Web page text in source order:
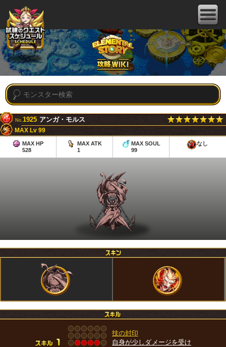
No.1925 アンガ・モルス
MAX Lv 99
MAX HP
528
MAX ATK
1
MAX SOUL
99
なし
技の封印
自身が少しダメージを受け